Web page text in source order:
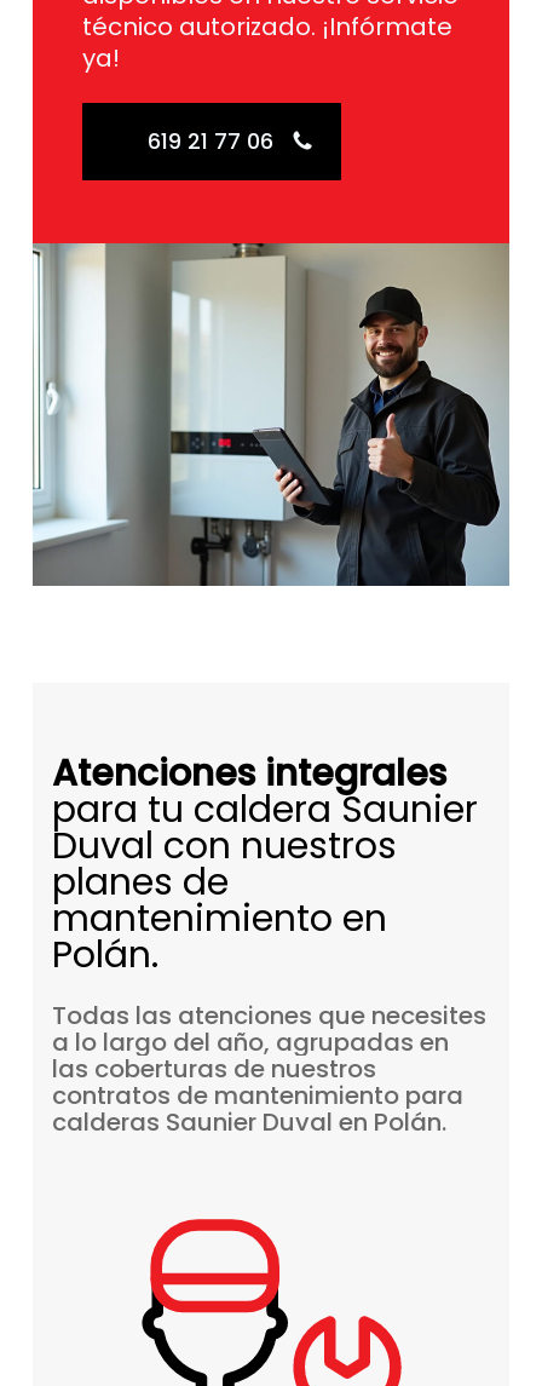
técnico autorizado. ¡Infórmate
ya!
619 21 77 06
Atenciones integrales
para tu caldera Saunier
Duval con nuestros
planes de
mantenimiento en
Polán.
Todas las atenciones que necesites
a lo largo del año, agrupadas en
las coberturas de nuestros
contratos de mantenimiento para
calderas Saunier Duval en Polán.